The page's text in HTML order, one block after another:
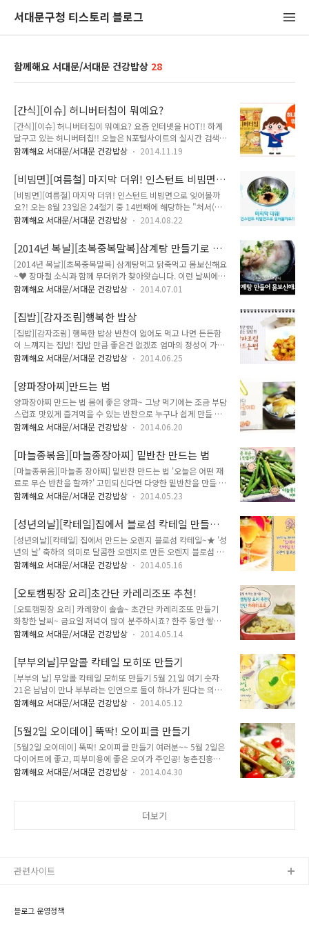
서대문구청 티스토리 블로그
함께해요 서대문/서대문 건강밥상 28
[간식][이슈] 허니버터칩이 뭐예요?
[간식][이슈] 허니버터칩이 뭐예요? 요즘 인터넷을 HOT!! 하게
달구고 있는 허니버터칩!! 오늘은 N포털사이트의 실시간 검색어
에 등장까지 하였습니다. 유명해진 허니버터칩, 과연 그것이 무
력했을 뿐인데 다양한 검색어가 있는 이 희귀한 현상 지기가 궁
금하여 알아보았습니다!! 허니버터칩! 너의 정체는 무엇이냐!!
허니버터칩은 신선한 생감자에 프랑스산 고메버터와 국내산 아
카시아 꿀로 만든 달달하고 고소한 감자칩을 말합니다. 기존의
감자칩과 다르게 짭짤한 맛에 고메 버터의 고소한 풍미와 국내산
맛으로 소비자들을 사로 잡은게 포인트가 아닐까요?^^ 허니버
터칩 품귀현상으로 이런 루머까지 있다? ..
함께해요 서대문/서대문 건강밥상 2014.11.19
[비빔면][여름철] 마지막 더위! 인스턴트 비빔면
으로 잊어볼까요?!
[비빔면][여름철] 마지막 더위! 인스턴트 비빔면으로 잊어볼까
요?! 오는 8월 23일은 24절기 중 14번째에 해당하는 "처서(處
暑)"잖아요? 더위가 "끝나가고" 있지요! 하지만 끝나간다는게
이어 이어지면서 30도 가까이 기온이 상승한다고 해요! 아직 우
리에겐 더위가 남아있습니다!~@_@ 더위가 끝나지 않았으니,
먹거리 관리 신경쓰셔야 할텐데요! 여름철 먹거리 가운데 순위
를 다투는 비빔면! 그 중에서도 주변에서 쉽게 구할 수 있고 1인
가족-자취생의 친구가 되어주는 인스턴트 비빔면! 인스턴트 비
트에 가셔서! 인스턴트 비빔면을 구입하시고요! 집 냉장고를 잘
뒤져주세요! 상추 몇 장이..
함께해요 서대문/서대문 건강밥상 2014.08.22
[2014년 복날][초복중복말복]삼계탕 만들기로 몸
보신해요 ~ ♥
[2014년 복날][초복중복말복] 삼계탕먹고 닭죽먹고 몸보신해요
~♥ 장마철 소식과 함께 무더위가 찾아왓습니다. 이런 날씨에는
몸보신 음식을 찾게 되시죠 다가오는 초복, 중복, 말복 보양음식
함께 몸보신해요 ~ 한국의 대표보양식 삼계탕! 땀을 많이 흘리는
여름철, 잃었던 입맛과 체내 부족한 기운을 돋워주는 음식으로
계삼탕이라고도 불리었으며 닭에 인삼, 대추, 마늘, 찹쌀을 채워
푹삶은 음식을 말합니다. 삼계탕에 들어가는 부재료는 어떤 효능
이 있을까요? 우리나라 대표적인 한약재로 인삼, 마늘, 대추가
양강장 등의 효능이 있습니다. 재료 : 영계, 찹쌀, 황시, 대추, 마
늘, 밤 닭손..
함께해요 서대문/서대문 건강밥상 2014.07.01
[집밥][감자조림]행복한 밥상
[집밥][감자조림] 행복한 밥상 반찬이 없어도 먹고 나면 든든함
이 느껴지는 집밥! 집밥 만큼 좋은건 없겠죠 엄마의 정성이 가득
담긴 반찬이 생각나요! 오늘의 집밥 반찬으로 tong과 함께 감자
려드릴게요 영양 성분: 철분, 마그네슘, 비타민C,B1,B2, 나이아
신등 효 능: 철분섭취가 필요한 빈혈환자에게 좋음, 성인병예방,
다이어트, 피부미용 오래보관하는법: 5~10℃ 내외 서늘한 곳에
서 보관 TIP: 감자보관시 사과 1개를 넣으면 감자를 오래 보관할
수 있어요 보기만 해도 웰빙식단이 따로 없는 감자! 다양한 레시
게요 ★ 감자조림 만드는 법 ★ 재 료: 감자, 당근, 양파, 조림장:
간..
함께해요 서대문/서대문 건강밥상 2014.06.25
[양파장아찌]만드는 법
양파장아찌 만드는 법 몸에 좋은 양파~ 그냥 먹기에는 조금 부담
스럽죠 맛있게 즐겨먹을 수 있는 반찬으로 누구나 쉽게 만들 수
있는 새콤 달콤한 양파장아찌 레시피를 공개합니다. :) 양파장아
낮춰주며, 소화촉진 심장질환, 숙취해독, 니코틴 해독등에 도움
을 줍니다. 구입요령 : 붉은 빛을 보이고 단단하고 껍질이 잘 마
른것을 선택합니다. 보관방법 : 바람이 잘 통하는 곳에 망사자루
에 넣어 보관합니다. 재료 : 양파, 간장, 식초, 설탕, 고추 양파를
손질해서 깨끗히 씻은 후 썰어서 준비 해 주세요 * 간장물 만들
합한 뒤 팔팔 끓여줍니다. 유리병에 준비한 양파를 담은..
함께해요 서대문/서대문 건강밥상 2014.06.20
[마늘종볶음][마늘종장아찌] 밑반찬 만드는 법
[마늘종볶음][마늘종 장아찌] 밑반찬 만드는 법 '오늘은 어떤 재
료로 무슨 반찬을 할까?' 고민되신다면 다양한 밑반찬을 만들 수
있는 마늘종을 추천합니다. ^^ 면역증강, 항암작용등 혈액순환,
을 만들어볼까요 재료 : 마늘종, 간장, 설탕, 식초 손질된 마늘종
을 알맞은 크기로 자른다. 흐르는 물에 씻은 뒤 물기를 제거 한다
간장+ 물을 1:1의 비율로 넣고 끓인다 끓기 시작하면 적당량의
식초와 설탕을 넣고 끓여준뒤 식힌다 준비해둔 마늘쫑을 넣은뒤
식힌 간장을 붓는다 서늘한 곳에서 15일정도 보관한뒤 냉장고에
을 알맞은 크기로 자른다 흐르는 물에 씻은 뒤 물기를 제거한다
팬에 기..
함께해요 서대문/서대문 건강밥상 2014.05.23
[성년의날][칵테일]집에서 블로섬 칵테일 만들기
~★
[성년의날][칵테일] 집에서 만드는 오렌지 블로섬 칵테일~★ '성
년의 날' 축하의 의미로 달콤한 오렌지로 만든 오렌지 블로섬 칵
테일 한잔 어떠세요 ~ 칵테일바에 가지 않아도 집에서도 쉽게 만
과 만드는 법이 궁금하시죠 ~ 지금부터 집에서 누구나 쉽게 만들
수 있는 칵테일만들기 알려드릴게요 [ 오렌지 블로섬 칵테일 ] 재
료 : 오렌지, 탄산수, 설탕조금 (1) 오렌지를 즙을 내서 준비합니
다. (2) 오렌지즙을 망에 한번 더 걸러냅니다. (3) 잔에 1/3의 탄
산수를 먼저 넣고 (4) 준비한 오렌지 즙을 2/3 넣어줍니다. (5)
칵테일 잔에 담으면 완성! 어때요~ 쉽고 간단하게 집에..
함께해요 서대문/서대문 건강밥상 2014.05.16
[오토캠핑장 요리]초간단 카레리조또 추천!
[오토캠핑장 요리] 카레향이 솔솔~ 초간단 카레리조또 만들기
화창한 날씨~ 금요일 저녁이 많이 분주하시죠? 한주 동안 쌓인
피로를 풀기위해 시설 좋은 오토캠핑장에서 즐기는 힐링캠핑
단하게 만들어 맛있게 먹을 수 있는 캠핑장 요리추천! 누구나 쉽
고 간단하게 만들 수있는 카레리조또 추천합니다. [캠핑장요리]
카레리조또 만들기 재료 : 즉석카레, 불린쌀, 우유, 올리브유 쌀
을 30분정도 충분히 불려준뒤 체에 건져 물기를 빼줍니다. 불린
쌀을 팬에 놓고 올리브유를 넣은뒤 쌀이 투명하게 익을때까지 볶
는 불린쌀의 3배이상 넣어주세요 카레국물이 어느정도 졸아들
기 시작하면 불조절을 해가며 밥이 익을..
함께해요 서대문/서대문 건강밥상 2014.05.14
[부부의날]무알콜 칵테일 모히또 만들기
[부부의 날] 무알콜 칵테일 모히또 만들기 5월 21일 여기 숫자
21은 남남이 만나 부부라는 인연으로 둘이 하나가 된다는 의미
로 부부의 날! 둘이서 하나되는 뜻깊은 날 분위기있게 직접 만든
C가 풍부한 오렌지를 이용해 만들어보는 무알콜 칵테일 모히또!
남들과 다른 분위기 있는 부부의날을 위해 만들어볼까요 ~ 오렌
지로 만드는 무알콜 칵테일 모히또 !! 달콤 상큼한 오렌지를 이용
해 오렌지 모히또 만들기 위한 재료부터 알려드릴게요 재료 : 오
렌지 , 오렌지즙, 민트 , 페리에, 얼음 , 시럽 (1) 오렌지 껍질을
함께해요 서대문/서대문 건강밥상 2014.05.12
[5월2일 오이데이] 뚝딱! 오이피클 만들기
[5월2일 오이데이] 뚝딱! 오이피클 만들기 여러분~~ 5월 2일은
다이어트에 좋고, 피부미용에 좋은 오이가 주인공! 농촌진흥청
에서 5월 2일을 오이소비촉진과 오이 농가의 소득을 위한 날로
종과 소갈, 피부미용 및 다이어트에 도움을 줍니다. 타박상치료
도움도 주고 했으니 ..
함께해요 서대문/서대문 건강밥상 2014.04.30
더보기
블로그 운영정책
관련사이트